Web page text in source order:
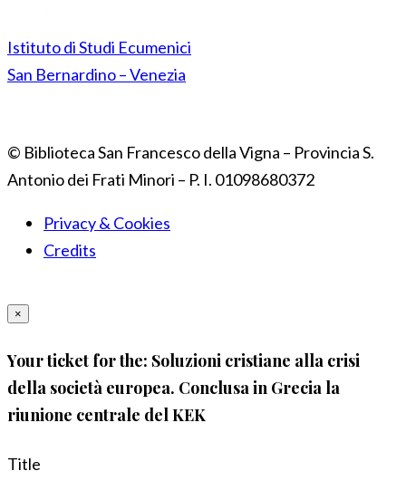
Istituto di Studi Ecumenici
San Bernardino – Venezia
© Biblioteca San Francesco della Vigna – Provincia S.
Antonio dei Frati Minori – P. I. 01098680372
Privacy & Cookies
Credits
×
Your ticket for the: Soluzioni cristiane alla crisi
della società europea. Conclusa in Grecia la
riunione centrale del KEK
Title